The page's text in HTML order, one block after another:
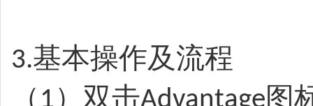
3.基本操作及流程
（ 1 ）双击Advantage图